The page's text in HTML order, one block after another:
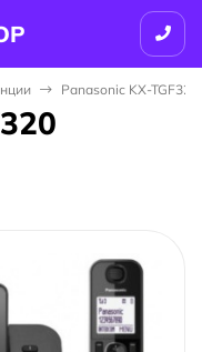
Panasonic KX-TGF320